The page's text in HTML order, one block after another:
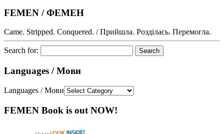
FEMEN / ФЕМЕН
Came. Stripped. Conquered. / Прийшла. Розділась. Перемогла.
Search for:
Languages / Мови
Languages / Мови
FEMEN Book is out NOW!